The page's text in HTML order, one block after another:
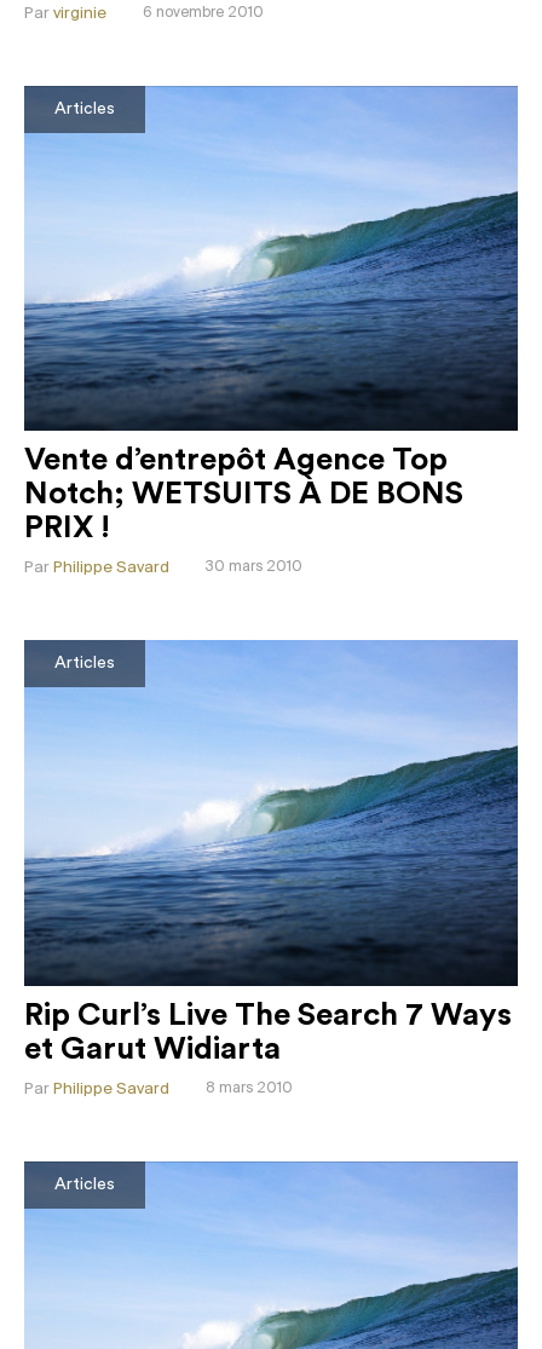
6 novembre 2010
Par virginie
Articles
Vente d’entrepôt Agence Top
Notch; WETSUITS À DE BONS
PRIX !
30 mars 2010
Par Philippe Savard
Articles
Rip Curl’s Live The Search 7 Ways
et Garut Widiarta
8 mars 2010
Par Philippe Savard
Articles